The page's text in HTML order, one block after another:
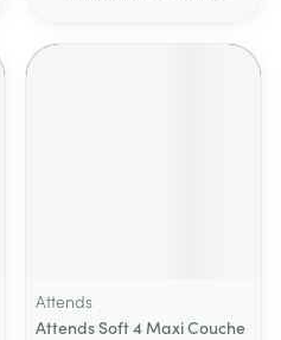
Attends
Attends Soft 4 Maxi Couche